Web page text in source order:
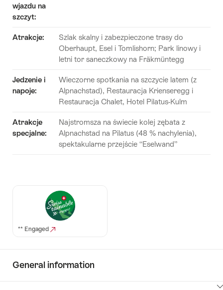
wjazdu na
szczyt:
Atrakcje:
Szlak skalny i zabezpieczone trasy do
Oberhaupt, Esel i Tomlishorn; Park linowy i
letni tor saneczkowy na Fräkmüntegg
Jedzenie i
napoje:
Wieczorne spotkania na szczycie latem (z
Alpnachstad), Restauracja Krienseregg i
Restauracja Chalet, Hotel Pilatus-Kulm
Atrakcje
specjalne:
Najstromsza na świecie kolej zębata z
Alpnachstad na Pilatus (48 % nachylenia),
spektakularne przejście “Eselwand”
** Engaged
General information